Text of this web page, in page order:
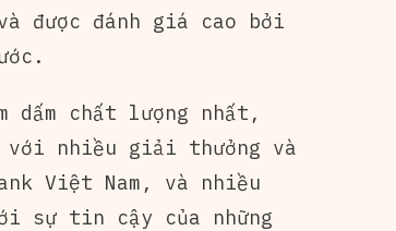
được đánh giá cao bởi
dấm chất lượng nhất,
với nhiều giải thưởng và
Việt Nam, và nhiều
sự tin cậy của những